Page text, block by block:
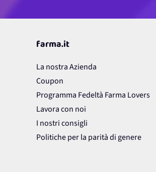
farma.it
La nostra Azienda
Coupon
Programma Fedeltà Farma Lovers
Lavora con noi
I nostri consigli
Politiche per la parità di genere